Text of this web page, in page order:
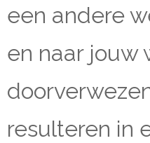
een andere
en naar jouw
resulteren in